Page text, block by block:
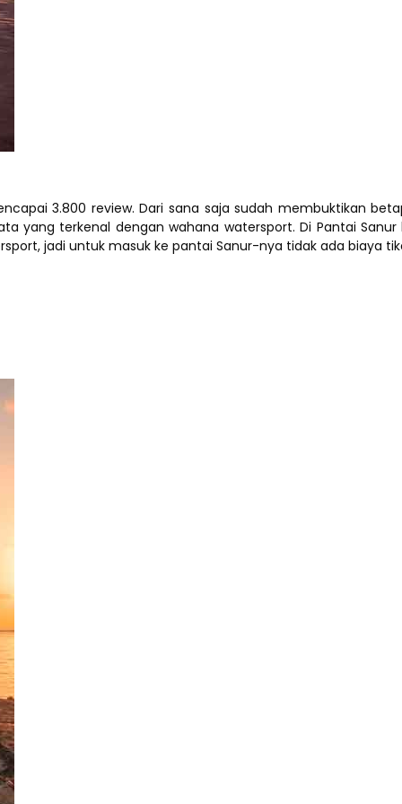
3.800 review. Dari sana saja sudah membuktikan
yang terkenal dengan wahana watersport. Di Pantai
jadi untuk masuk ke pantai Sanur-nya tidak ada biaya